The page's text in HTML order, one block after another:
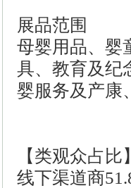
展品范围
母婴用品、婴
具、教育及纪
婴服务及产康
【类观众占
线下渠道商